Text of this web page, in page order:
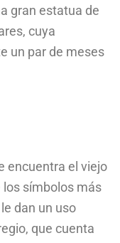
gran estatua de
cuya
un par de meses
encuentra el viejo
los símbolos más
dan un uso
que cuenta